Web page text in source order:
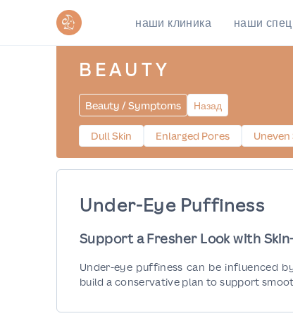
наши клиника наши
BEAUTY
Beauty / Symptoms Назад
Dull Skin Enlarged Pores Uneven
Under-Eye Puffiness
Support a Fresher Look with
Under-eye puffiness can be influenced
build a conservative plan to support